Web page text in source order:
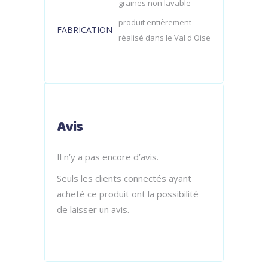
graines non lavable
FABRICATION
produit entièrement
réalisé dans le Val d'Oise
Avis
Il n’y a pas encore d’avis.
Seuls les clients connectés ayant
acheté ce produit ont la possibilité
de laisser un avis.